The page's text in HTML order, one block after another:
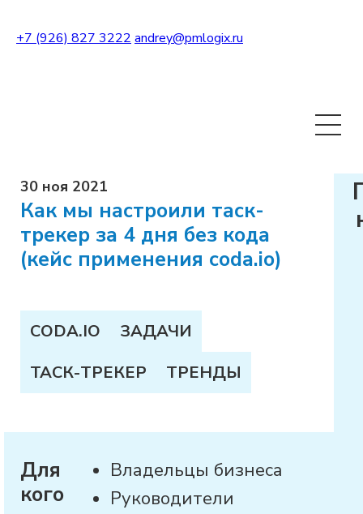
+7 (926) 827 3222 andrey@pmlogix.ru
30 ноя 2021
Как мы настроили таск-
трекер за 4 дня без кода
(кейс применения coda.io)
CODA.IO
ЗАДАЧИ
ТАСК-ТРЕКЕР
ТРЕНДЫ
Для
кого
Владельцы бизнеса
Руководители